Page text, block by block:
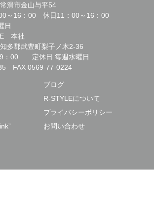
滑市金山与平54
～16：00 休日11：00～16：00
日
本社
多郡武豊町梨子ノ木2-36
：00 定休日 毎週水曜日
FAX 0569-77-0224
ブログ
R-STYLEについて
プライバシーポリシー
お問い合わせ